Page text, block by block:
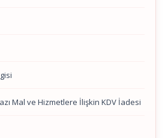
Mal ve Hizmetlere İlişkin KDV İadesi